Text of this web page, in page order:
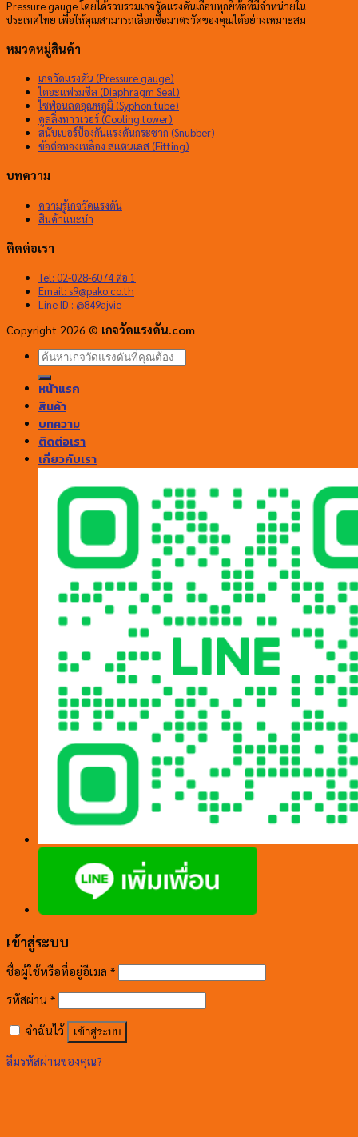
Pressure gauge โดยได้รวบรวมเกจวัดแรงดันเกือบทุกยี่ห้อที่มีจำหน่ายใน
ประเทศไทย เพื่อให้คุณสามารถเลือกซื้อมาตรวัดของคุณได้อย่างเหมาะสม
หมวดหมู่สินค้า
เกจวัดแรงดัน (Pressure gauge)
ไดอะแฟรมซีล (Diaphragm Seal)
ไซฟ่อนลดอุณหภูมิ (Syphon tube)
คูลลิ่งทาวเวอร์ (Cooling tower)
สนับเบอร์ป้องกันแรงดันกระชาก (Snubber)
ข้อต่อทองเหลือง สแตนเลส (Fitting)
บทความ
ความรู้เกจวัดแรงดัน
สินค้าแนะนำ
ติดต่อเรา
Tel: 02-028-6074 ต่อ 1
Email: s9@pako.co.th
Line ID : @849ajvie
Copyright 2026 © เกจวัดแรงดัน.com
ค้นหา:
หน้าแรก
สินค้า
บทความ
ติดต่อเรา
เกี่ยวกับเรา
เข้าสู่ระบบ
ชื่อผู้ใช้หรือที่อยู่อีเมล *
รหัสผ่าน *
จำฉันไว้ เข้าสู่ระบบ
ลืมรหัสผ่านของคุณ?